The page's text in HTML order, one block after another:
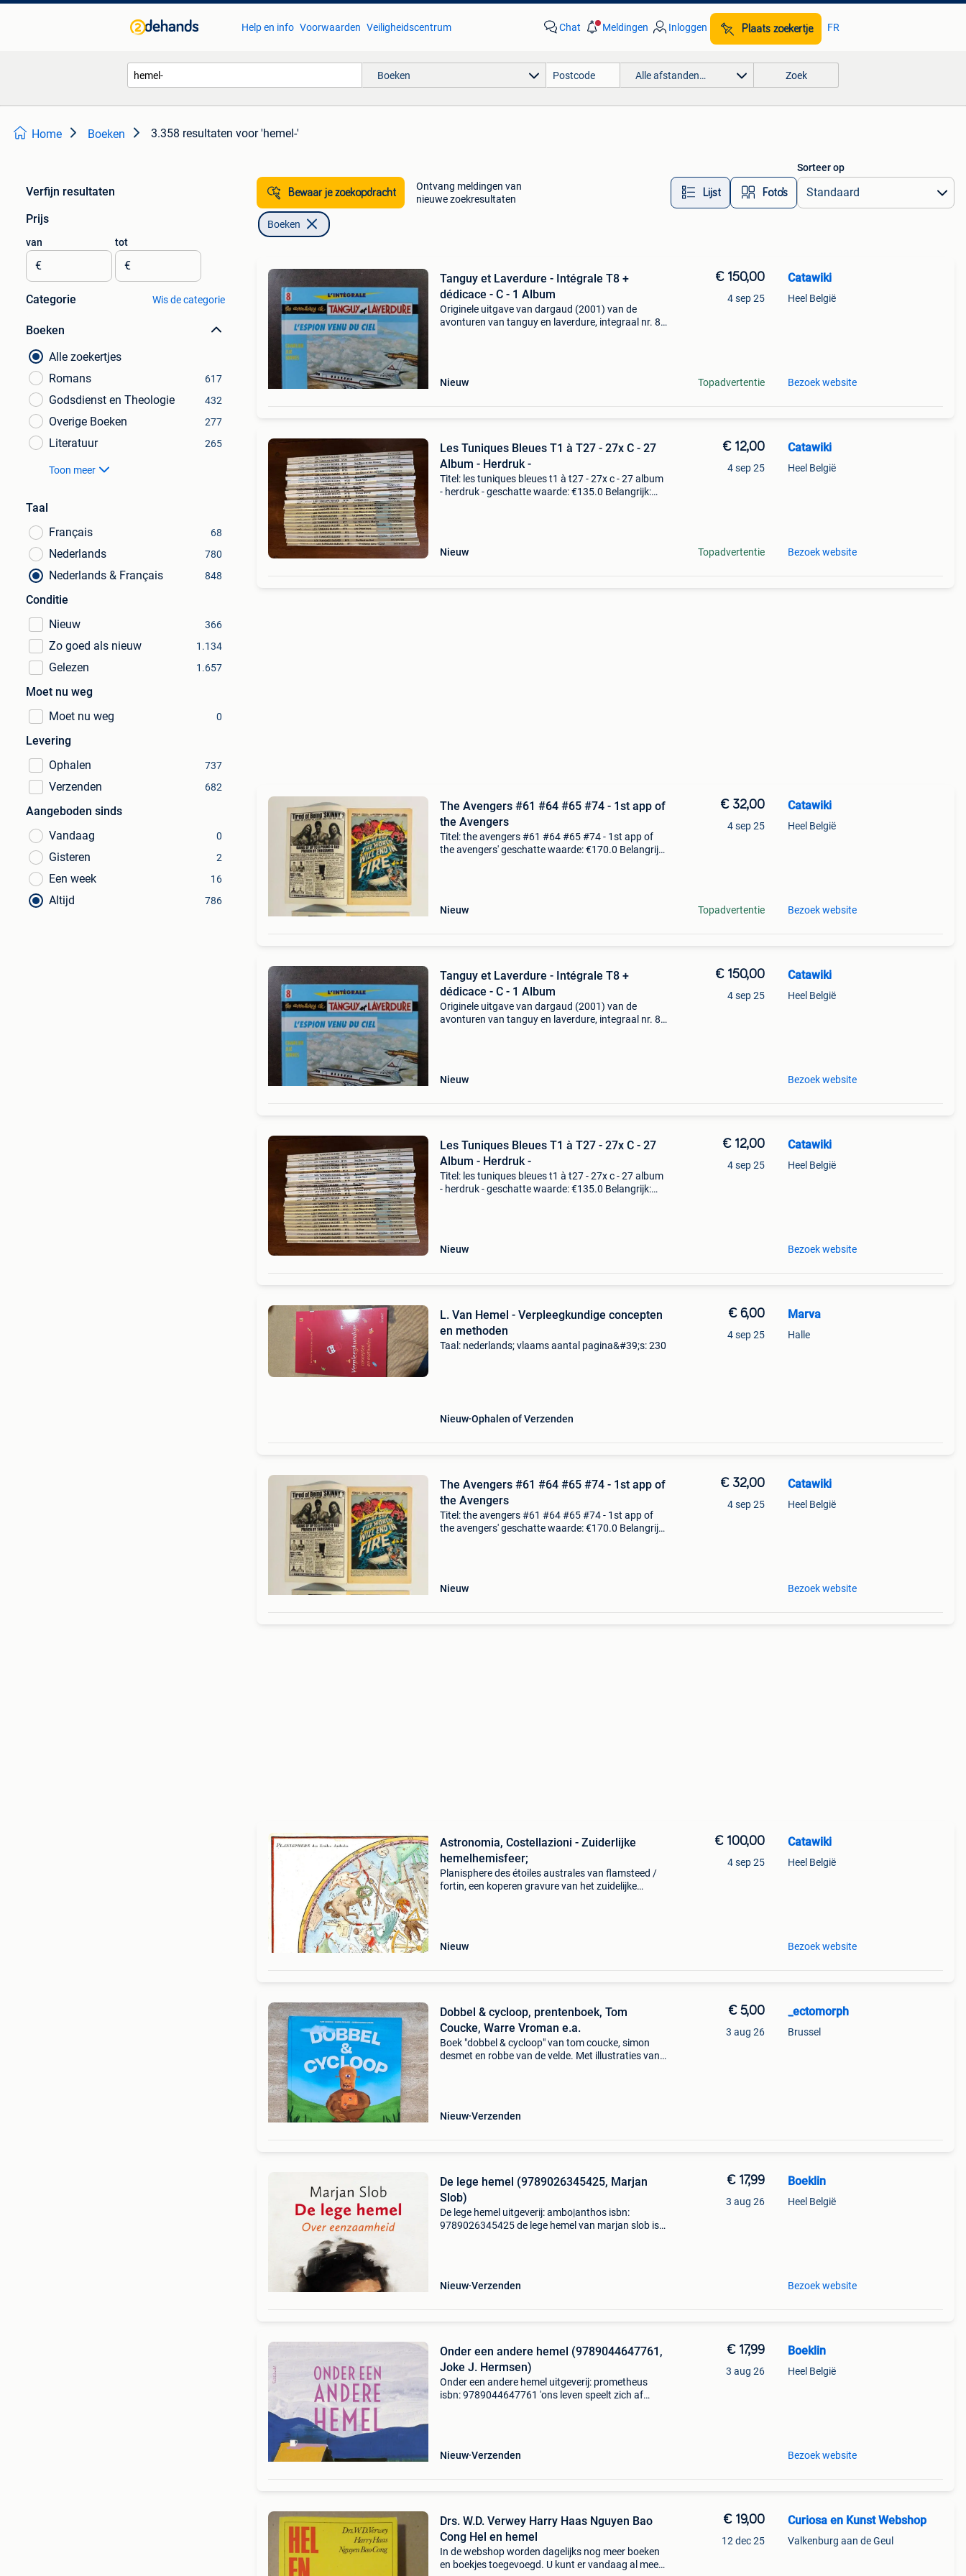
Help en info Voorwaarden Veiligheidscentrum Chat Meldingen Inloggen Plaats zoekertje FR
Boeken Alle afstanden… Zoek
Home Boeken 3.358 resultaten voor 'hemel-'
Verfijn resultaten
Prijs
van
€
tot
€
Categorie Wis de categorie
Boeken
Alle zoekertjes
Romans
617
Godsdienst en Theologie 432
Overige Boeken 277
Literatuur 265
Toon meer
Taal
Français
68
Nederlands 780
Nederlands & Français 848
Conditie
Nieuw
366
Zo goed als nieuw 1.134
Gelezen 1.657
Moet nu weg
Moet nu weg
0
Levering
Ophalen
737
Verzenden 682
Aangeboden sinds
Vandaag
0
Gisteren 2
Een week 16
Altijd 786
Bewaar je zoekopdracht
Ontvang meldingen van
nieuwe zoekresultaten
Lijst Foto’s
Sorteer op
Boeken
Tanguy et Laverdure - Intégrale T8 +
dédicace - C - 1 Album
Originele uitgave van dargaud (2001) van de
avonturen van tanguy en laverdure, integraal nr. 8:
Nieuw
€ 150,00
4 sep 25
Topadvertentie
Catawiki
Heel België
Bezoek website
Les Tuniques Bleues T1 à T27 - 27x C - 27
Album - Herdruk -
Titel: les tuniques bleues t1 à t27 - 27x c - 27 album
- herdruk - geschatte waarde: €135.0 Belangrijk:
Nieuw
€ 12,00
4 sep 25
Topadvertentie
Catawiki
Heel België
Bezoek website
The Avengers #61 #64 #65 #74 - 1st app of
the Avengers
Titel: the avengers #61 #64 #65 #74 - 1st app of
the avengers' geschatte waarde: €170.0 Belangrijk:
Nieuw
€ 32,00
4 sep 25
Topadvertentie
Catawiki
Heel België
Bezoek website
Tanguy et Laverdure - Intégrale T8 +
dédicace - C - 1 Album
Originele uitgave van dargaud (2001) van de
avonturen van tanguy en laverdure, integraal nr. 8:
Nieuw
€ 150,00
4 sep 25
Catawiki
Heel België
Bezoek website
Les Tuniques Bleues T1 à T27 - 27x C - 27
Album - Herdruk -
Titel: les tuniques bleues t1 à t27 - 27x c - 27 album
- herdruk - geschatte waarde: €135.0 Belangrijk:
Nieuw
€ 12,00
4 sep 25
Catawiki
Heel België
Bezoek website
L. Van Hemel - Verpleegkundige concepten
en methoden
Taal: nederlands; vlaams aantal pagina&#39;s: 230
Nieuw Ophalen of Verzenden
€ 6,00
4 sep 25
Marva
Halle
The Avengers #61 #64 #65 #74 - 1st app of
the Avengers
Titel: the avengers #61 #64 #65 #74 - 1st app of
the avengers' geschatte waarde: €170.0 Belangrijk:
Nieuw
€ 32,00
4 sep 25
Catawiki
Heel België
Bezoek website
Astronomia, Costellazioni - Zuiderlijke
hemelhemisfeer;
Planisphere des étoiles australes van flamsteed /
fortin, een koperen gravure van het zuidelijke
Nieuw
€ 100,00
4 sep 25
Catawiki
Heel België
Bezoek website
Dobbel & cycloop, prentenboek, Tom
Coucke, Warre Vroman e.a.
Boek "dobbel & cycloop" van tom coucke, simon
desmet en robbe van de velde. Met illustraties van
Nieuw Verzenden
€ 5,00
3 aug 26
_ectomorph
Brussel
De lege hemel (9789026345425, Marjan
Slob)
De lege hemel uitgeverij: ambo|anthos isbn:
9789026345425 de lege hemel van marjan slob is
Nieuw Verzenden
€ 17,99
3 aug 26
Boeklin
Heel België
Bezoek website
Onder een andere hemel (9789044647761,
Joke J. Hermsen)
Onder een andere hemel uitgeverij: prometheus
isbn: 9789044647761 'ons leven speelt zich af
Nieuw Verzenden
€ 17,99
3 aug 26
Boeklin
Heel België
Bezoek website
Drs. W.D. Verwey Harry Haas Nguyen Bao
Cong Hel en hemel
In de webshop worden dagelijks nog meer boeken
en boekjes toegevoegd. U kunt er vandaag al meer
€ 19,00
12 dec 25
Curiosa en Kunst Webshop
Valkenburg aan de Geul